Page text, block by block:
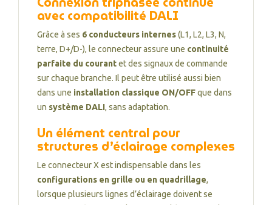
avec compatibilité DALI
Grâce à ses 6 conducteurs internes(L1, L2, L3, N,
terre, D+/D-), le connecteur assure une continuité
parfaite du courantet des signaux de commande
sur chaque branche. Il peut être utilisé aussi bien
dans une installation classique ON/OFFque dans
un système DALI, sans adaptation.
Un élément central pour
structures d’éclairage complexes
Le connecteur X est indispensable dans les
configurations en grille ou en quadrillage,
lorsque plusieurs lignes d’éclairage doivent se